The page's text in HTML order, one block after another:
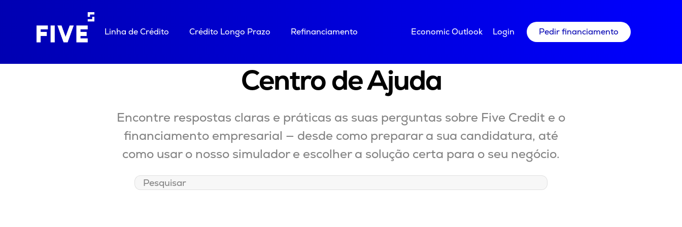
Linha de Crédito Crédito Longo Prazo Refinanciamento Economic Outlook Login Pedir financiamento
Centro de Ajuda
Encontre respostas claras e práticas as suas perguntas sobre Five Credit e o
financiamento empresarial — desde como preparar a sua candidatura, até
como usar o nosso simulador e escolher a solução certa para o seu negócio.